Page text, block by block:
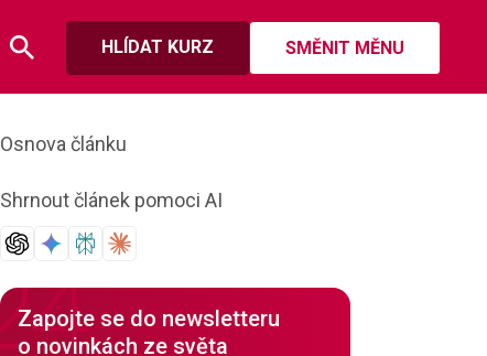
HLÍDAT KURZ SMĚNIT MĚNU
Osnova článku
Shrnout článek pomoci AI
Zapojte se do newsletteru
o novinkách ze světa